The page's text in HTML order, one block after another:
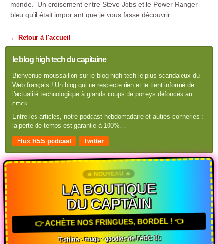
monde. Un croisement entre Steve Jobs et le Power Ranger
bleu qu'il était important que je vous fasse découvrir.
← Retour à l'accueil
le blog high tech du capitaine
Bienvenue moussaillon sur le blog high tech le plus scandaleux du
Web français ! Un blog qui ne respecte rien et te tient informé de
l'actualité technologique à grands coups de poneys défoncés au
crack.
Entre les articles, notre podcast hebdomadaire et autres conneries :
la perte de temps est garantie à 100%…
Flux RSS podcast Twitter
🔥 NOUVEAU 🔥
LA BOUTIQUE
DU CAPTAIN
👉 ACHÈTE NOS FRINGUES, BORDEL ! 👈
T-shirts · mugs · goodies de l'ADC 🏴‍☠️